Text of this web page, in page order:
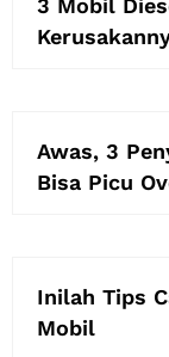
3 Mobil
Awas, 3
Bisa Picu
Inilah Tips
Mobil